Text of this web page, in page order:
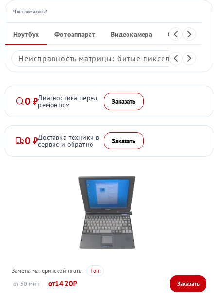
Что сломалось?
Ноутбук Фотоаппарат Видеокамера Объектив
Неисправность матрицы: битые пиксели,
0 ₽Диагностика перед
ремонтом Заказать
0 ₽Доставка техники в
сервис и обратно Заказать
Замена материнской платы
50
1420